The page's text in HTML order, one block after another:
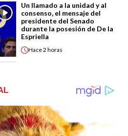
Un llamado a la unidad y al
consenso, el mensaje del
presidente del Senado
durante la posesión de De la
Espriella
Hace2 horas